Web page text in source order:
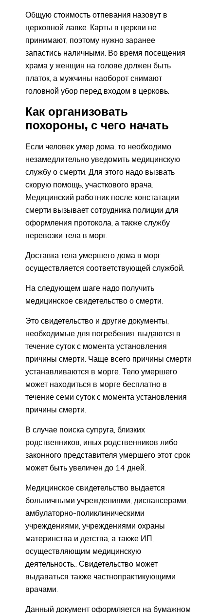
Общую стоимость отпевания назовут в
церковной лавке. Карты в церкви не
принимают, поэтому нужно заранее
запастись наличными. Во время посещения
храма у женщин на голове должен быть
платок, а мужчины наоборот снимают
головной убор перед входом в церковь.
Как организовать
похороны, с чего начать
Если человек умер дома, то необходимо
незамедлительно уведомить медицинскую
службу о смерти. Для этого надо вызвать
скорую помощь, участкового врача.
Медицинский работник после констатации
смерти вызывает сотрудника полиции для
оформления протокола, а также службу
перевозки тела в морг.
Доставка тела умершего дома в морг
осуществляется соответствующей службой.
На следующем шаге надо получить
медицинское свидетельство о смерти.
Это свидетельство и другие документы,
необходимые для погребения, выдаются в
течение суток с момента установления
причины смерти. Чаще всего причины смерти
устанавливаются в морге. Тело умершего
может находиться в морге бесплатно в
течение семи суток с момента установления
причины смерти.
В случае поиска супруга, близких
родственников, иных родственников либо
законного представителя умершего этот срок
может быть увеличен до 14 дней.
Медицинское свидетельство выдается
больничными учреждениями, диспансерами,
амбулаторно-поликлиническими
учреждениями, учреждениями охраны
материнства и детства, а также ИП,
осуществляющим медицинскую
деятельность.. Свидетельство может
выдаваться также частнопрактикующими
врачами.
Данный документ оформляется на бумажном